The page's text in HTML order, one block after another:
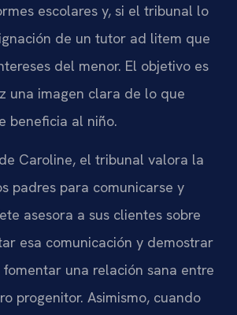
escolares y, si el tribunal lo
de un tutor ad litem que
del menor. El objetivo es
una imagen clara de lo que
beneficia al niño.
Caroline, el tribunal valora la
padres para comunicarse y
asesora a sus clientes sobre
esa comunicación y demostrar
fomentar una relación sana entre
progenitor. Asimismo, cuando